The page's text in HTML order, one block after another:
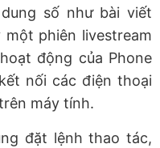
số như bài viết
phiên livestream
động của Phone
nối các điện thoại
máy tính.
đặt lệnh thao tác,